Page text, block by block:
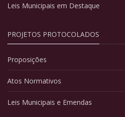
Leis Municipais em Destaque
PROJETOS PROTOCOLADOS
Proposições
Atos Normativos
Leis Municipais e Emendas